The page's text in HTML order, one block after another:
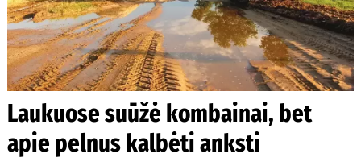
Laukuose suūžė kombainai, bet
apie pelnus kalbėti anksti